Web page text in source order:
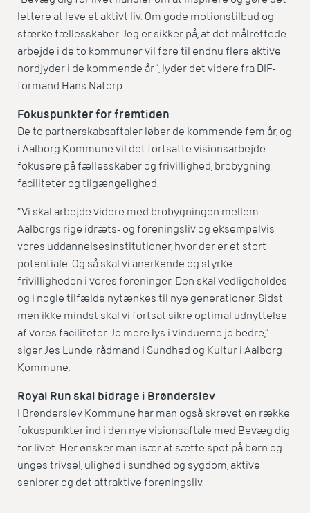
lettere at leve et aktivt liv. Om gode motionstilbud og
stærke fællesskaber. Jeg er sikker på, at det målrettede
arbejde i de to kommuner vil føre til endnu flere aktive
nordjyder i de kommende år”, lyder det videre fra DIF-
formand Hans Natorp.
Fokuspunkter for fremtiden
De to partnerskabsaftaler løber de kommende fem år, og
i Aalborg Kommune vil det fortsatte visionsarbejde
fokusere på fællesskaber og frivillighed, brobygning,
faciliteter og tilgængelighed.
”Vi skal arbejde videre med brobygningen mellem
Aalborgs rige idræts- og foreningsliv og eksempelvis
vores uddannelsesinstitutioner, hvor der er et stort
potentiale. Og så skal vi anerkende og styrke
frivilligheden i vores foreninger. Den skal vedligeholdes
og i nogle tilfælde nytænkes til nye generationer. Sidst
men ikke mindst skal vi fortsat sikre optimal udnyttelse
af vores faciliteter. Jo mere lys i vinduerne jo bedre,”
siger Jes Lunde, rådmand i Sundhed og Kultur i Aalborg
Kommune.
Royal Run skal bidrage i Brønderslev
I Brønderslev Kommune har man også skrevet en række
fokuspunkter ind i den nye visionsaftale med Bevæg dig
for livet. Her ønsker man især at sætte spot på børn og
unges trivsel, ulighed i sundhed og sygdom, aktive
seniorer og det attraktive foreningsliv.